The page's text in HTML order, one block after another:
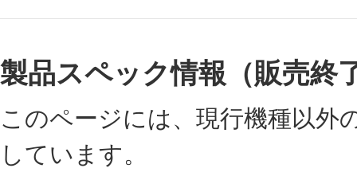
製品スペック情報（販売終
このページには、現行機種以外
しています。